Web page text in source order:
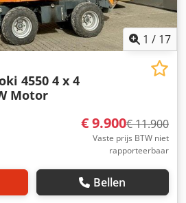
1 / 17
4550 4 x 4
Motor
€ 9.900€ 11.900
Vaste prijs BTW niet
rapporteerbaar
Bellen